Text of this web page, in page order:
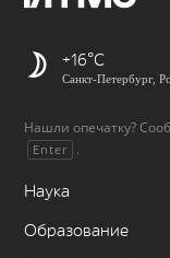
+16
Санкт-Петербург,
Нашли опечатку?
Enter .
Наука
Образование